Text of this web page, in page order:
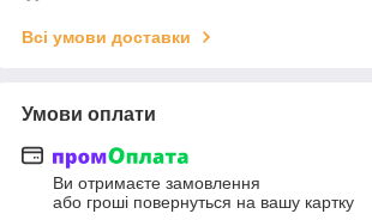
Всі умови доставки
Умови оплати
Ви отримаєте замовлення
або гроші повернуться на вашу картку